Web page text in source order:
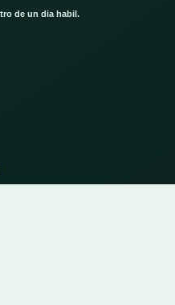
de un dia habil.